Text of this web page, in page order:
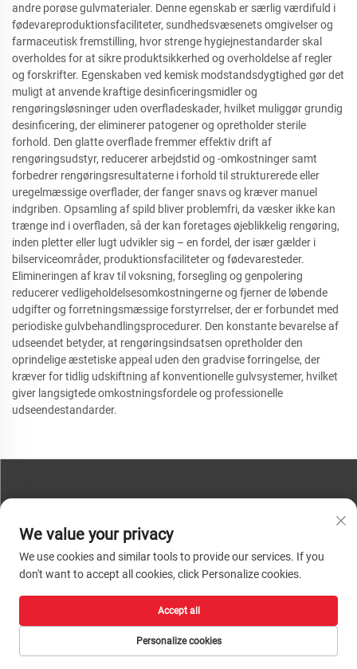
andre porøse gulvmaterialer. Denne egenskab er særlig værdifuld i
fødevareproduktionsfaciliteter, sundhedsvæsenets omgivelser og
farmaceutisk fremstilling, hvor strenge hygiejnestandarder skal
overholdes for at sikre produktsikkerhed og overholdelse af regler
og forskrifter. Egenskaben ved kemisk modstandsdygtighed gør det
muligt at anvende kraftige desinficeringsmidler og
rengøringsløsninger uden overfladeskader, hvilket muliggør grundig
desinficering, der eliminerer patogener og opretholder sterile
forhold. Den glatte overflade fremmer effektiv drift af
rengøringsudstyr, reducerer arbejdstid og -omkostninger samt
forbedrer rengøringsresultaterne i forhold til strukturerede eller
uregelmæssige overflader, der fanger snavs og kræver manuel
indgriben. Opsamling af spild bliver problemfri, da væsker ikke kan
trænge ind i overfladen, så der kan foretages øjeblikkelig rengøring,
inden pletter eller lugt udvikler sig – en fordel, der især gælder i
bilserviceområder, produktionsfaciliteter og fødevaresteder.
Elimineringen af krav til voksning, forsegling og genpolering
reducerer vedligeholdelsesomkostningerne og fjerner de løbende
udgifter og forretningsmæssige forstyrrelser, der er forbundet med
periodiske gulvbehandlingsprocedurer. Den konstante bevarelse af
udseendet betyder, at rengøringsindsatsen opretholder den
oprindelige æstetiske appeal uden den gradvise forringelse, der
kræver for tidlig udskiftning af konventionelle gulvsystemer, hvilket
giver langsigtede omkostningsfordele og professionelle
udseendestandarder.
Telefon:+86-13793890209
Tel: +86-13793890209
Ophavsret © 2026 Shandong Huacheng High-Tech Material Technology Co.,
Ltd. Alle rettigheder forbeholdes. |
We value your privacy
We use cookies and similar tools to provide our services. If you
don't want to accept all cookies, click Personalize cookies.
Personalize cookies
Accept all